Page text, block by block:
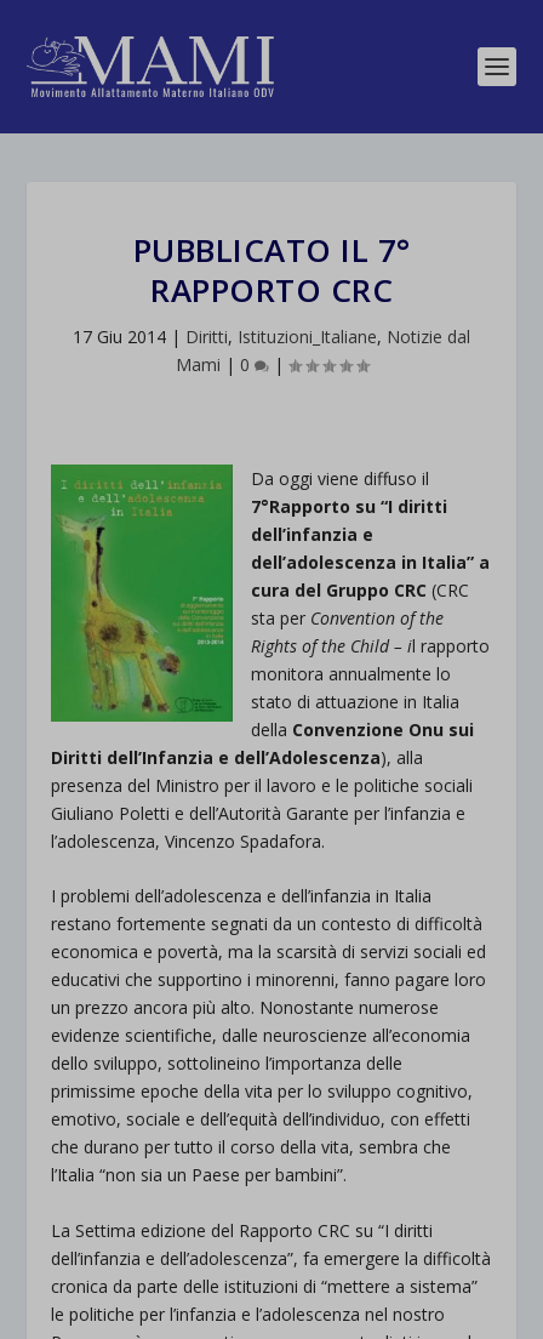
PUBBLICATO IL 7°
RAPPORTO CRC
17 Giu 2014 | Diritti, Istituzioni_Italiane, Notizie dal
Mami | 0 |
Da oggi viene diffuso il
7°Rapporto su “I diritti
dell’infanzia e
dell’adolescenza in Italia” a
cura del Gruppo CRC(CRC
sta per Convention of the
Rights of the Child – il rapporto
monitora annualmente lo
stato di attuazione in Italia
della Convenzione Onu sui
Diritti dell’Infanzia e dell’Adolescenza), alla
presenza del Ministro per il lavoro e le politiche sociali
Giuliano Poletti e dell’Autorità Garante per l’infanzia e
l’adolescenza, Vincenzo Spadafora.
I problemi dell’adolescenza e dell’infanzia in Italia
restano fortemente segnati da un contesto di difficoltà
economica e povertà, ma la scarsità di servizi sociali ed
educativi che supportino i minorenni, fanno pagare loro
un prezzo ancora più alto. Nonostante numerose
evidenze scientifiche, dalle neuroscienze all’economia
dello sviluppo, sottolineino l’importanza delle
primissime epoche della vita per lo sviluppo cognitivo,
emotivo, sociale e dell’equità dell’individuo, con effetti
che durano per tutto il corso della vita, sembra che
l’Italia “non sia un Paese per bambini”.
La Settima edizione del Rapporto CRC su “I diritti
dell’infanzia e dell’adolescenza”, fa emergere la difficoltà
cronica da parte delle istituzioni di “mettere a sistema”
le politiche per l’infanzia e l’adolescenza nel nostro